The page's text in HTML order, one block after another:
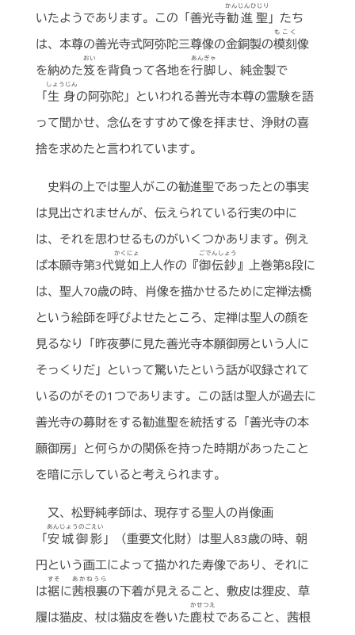
いたようであります。この「善光寺勧進聖
かんじんひじり
」たち
は、本尊の善光寺式阿弥陀三尊像の金銅製の模刻
もこく
像
を納めた笈
おい
を背負って各地を行脚
あんぎゃ
し、純金製で
「生身
しょうじん
の阿弥陀」といわれる善光寺本尊の霊験を語
って聞かせ、念仏をすすめて像を拝ませ、浄財の喜
捨を求めたと言われています。
史料の上では聖人がこの勧進聖であったとの事実
は見出されませんが、伝えられている行実の中に
は、それを思わせるものがいくつかあります。例え
ば本願寺第3代覚如
かくにょ
上人作の『御伝鈔
ごでんしょう
』上巻第8段に
は、聖人70歳の時、肖像を描かせるために定禅法橋
という絵師を呼びよせたところ、定禅は聖人の顔を
見るなり「昨夜夢に見た善光寺本願御房という人に
そっくりだ」といって驚いたという話が収録されて
いるのがその1つであります。この話は聖人が過去に
善光寺の募財をする勧進聖を統括する「善光寺の本
願御房」と何らかの関係を持った時期があったこと
を暗に示していると考えられます。
又、松野純孝師は、現存する聖人の肖像画
「安城御影
あんじょうのごえい
」（重要文化財）は聖人83歳の時、朝
円という画工によって描かれた寿像であり、それに
は裾
すそ
に茜根裏
あかねうら
の下着が見えること、敷皮は狸皮、草
履は猫皮、杖は猫皮を巻いた鹿杖
かせつえ
であること、茜根